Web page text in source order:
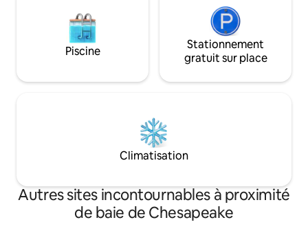
Piscine
Stationnement
gratuit sur place
Climatisation
Autres sites incontournables à proximité
de baie de Chesapeake